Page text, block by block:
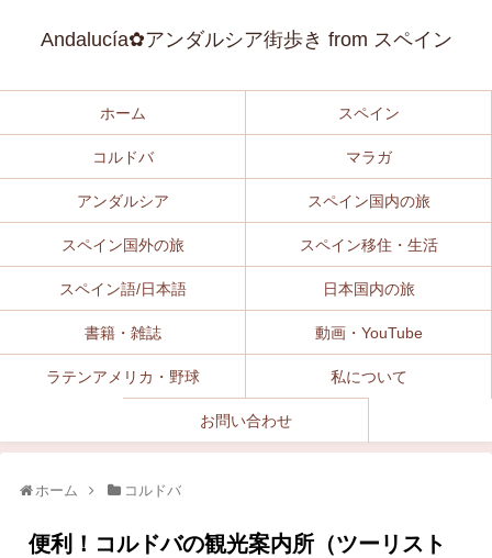
Andalucía✿アンダルシア街歩き from スペイン
ホーム スペイン
コルドバ マラガ
アンダルシア スペイン国内の旅
スペイン国外の旅 スペイン移住・生活
スペイン語/日本語 日本国内の旅
書籍・雑誌 動画・YouTube
ラテンアメリカ・野球 私について
お問い合わせ
ホーム コルドバ
便利！コルドバの観光案内所（ツーリスト